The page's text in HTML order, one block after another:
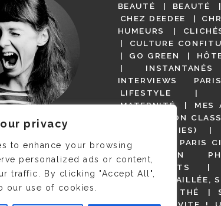
privacy
to enhance your browsing
personalized ads or content,
traffic. By clicking "Accept All",
our use of cookies.
DELPHINE MAIS
COLLIN QUI A
PHOTO !
BEAUTÉ
BEAUTÉ
CHEZ DEEDEE
HUMEURS
CULTURE
GO GREEN
INSTANTANÉS
INTERVIEWS
LIFESTYLE
MATERNITÉ
MES
NON
(BUT GOODIES)
MAGOT !
PARIS
PARIS EN
RESTAURANTS
PRESSE DÉTAILLÉE,
SALONS DE THÉ
VIDÉOS
VITE !